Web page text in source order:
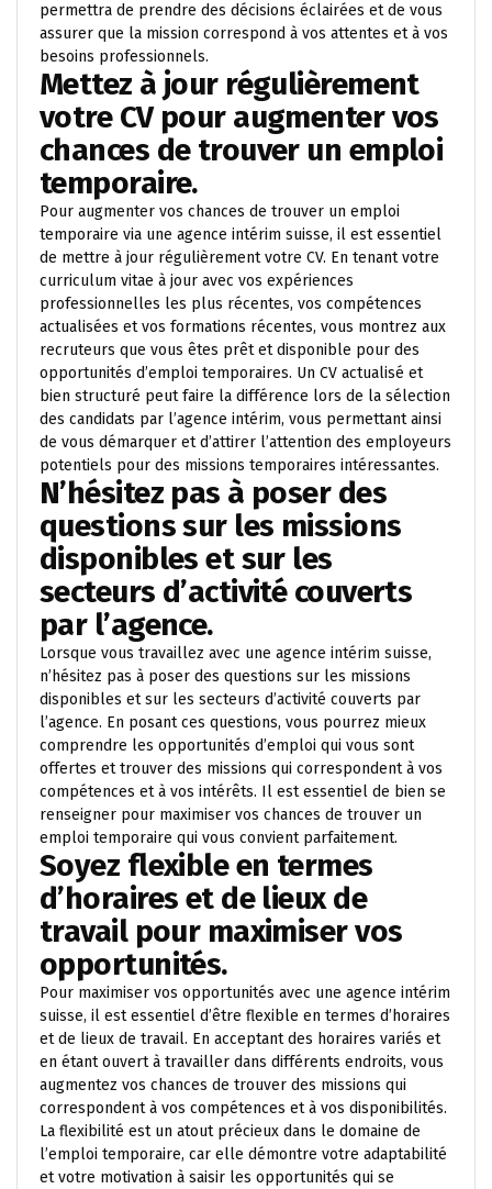
permettra de prendre des décisions éclairées et de vous
assurer que la mission correspond à vos attentes et à vos
besoins professionnels.
Mettez à jour régulièrement
votre CV pour augmenter vos
chances de trouver un emploi
temporaire.
Pour augmenter vos chances de trouver un emploi
temporaire via une agence intérim suisse, il est essentiel
de mettre à jour régulièrement votre CV. En tenant votre
curriculum vitae à jour avec vos expériences
professionnelles les plus récentes, vos compétences
actualisées et vos formations récentes, vous montrez aux
recruteurs que vous êtes prêt et disponible pour des
opportunités d’emploi temporaires. Un CV actualisé et
bien structuré peut faire la différence lors de la sélection
des candidats par l’agence intérim, vous permettant ainsi
de vous démarquer et d’attirer l’attention des employeurs
potentiels pour des missions temporaires intéressantes.
N’hésitez pas à poser des
questions sur les missions
disponibles et sur les
secteurs d’activité couverts
par l’agence.
Lorsque vous travaillez avec une agence intérim suisse,
n’hésitez pas à poser des questions sur les missions
disponibles et sur les secteurs d’activité couverts par
l’agence. En posant ces questions, vous pourrez mieux
comprendre les opportunités d’emploi qui vous sont
offertes et trouver des missions qui correspondent à vos
compétences et à vos intérêts. Il est essentiel de bien se
renseigner pour maximiser vos chances de trouver un
emploi temporaire qui vous convient parfaitement.
Soyez flexible en termes
d’horaires et de lieux de
travail pour maximiser vos
opportunités.
Pour maximiser vos opportunités avec une agence intérim
suisse, il est essentiel d’être flexible en termes d’horaires
et de lieux de travail. En acceptant des horaires variés et
en étant ouvert à travailler dans différents endroits, vous
augmentez vos chances de trouver des missions qui
correspondent à vos compétences et à vos disponibilités.
La flexibilité est un atout précieux dans le domaine de
l’emploi temporaire, car elle démontre votre adaptabilité
et votre motivation à saisir les opportunités qui se